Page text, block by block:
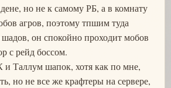
но не к самому РБ, а в комнату
агров, поэтому тпшим туда
он спокойно проходит мобов
с рейд боссом.
Таллум шапок, хотя как по мне,
но не все же крафтеры на сервере,